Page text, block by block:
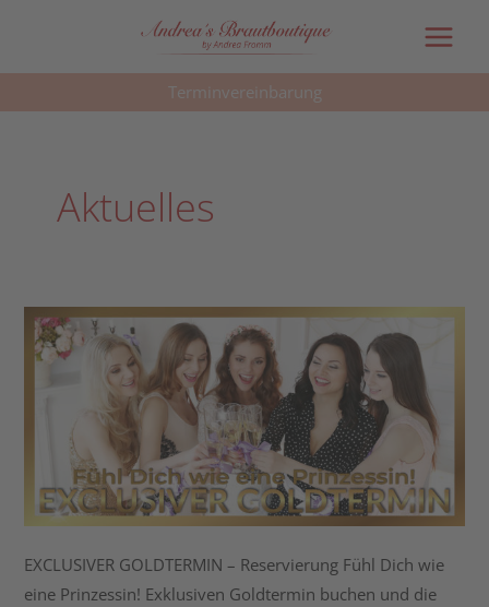
Main
Terminvereinbarung
Aktuelles
EXCLUSIVER GOLDTERMIN – Reservierung Fühl Dich wie
eine Prinzessin! Exklusiven Goldtermin buchen und die
Exclusiver
Goldtermin
Reservierung